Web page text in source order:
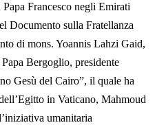
Francesco negli Emirati
Documento sulla Fratellanza
di mons. Yoannis Lahzi Gaid,
Bergoglio, presidente
Gesù del Cairo”, il quale ha
in Vaticano, Mahmoud
umanitaria